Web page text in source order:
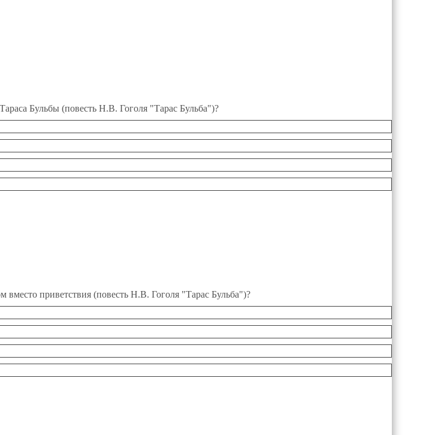
Бульбы (повесть Н.В. Гоголя "Тарас Бульба")?
вместо приветствия (повесть Н.В. Гоголя "Тарас Бульба")?